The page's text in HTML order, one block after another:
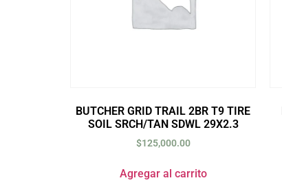
BUTCHER GRID TRAIL 2BR T9 TIRE
SOIL SRCH/TAN SDWL 29X2.3
$125,000.00
Agregar al carrito